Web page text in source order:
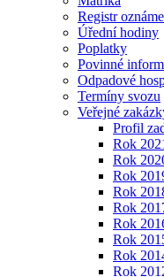
Registr
Úřední hodiny
Poplatky
Povinné
Odpadové
Termíny svozu
Veřejné
Profil
Rok
Rok
Rok
Rok
Rok
Rok
Rok
Rok
Rok